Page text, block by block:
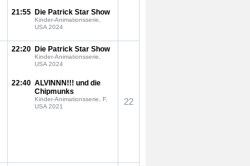
21:55 Die Patrick Star Show
Kinder-Animationsserie,
USA 2024
22:20 Die Patrick Star Show
Kinder-Animationsserie,
USA 2024
22:40 ALVINNN!!! und die
Chipmunks
Kinder-Animationsserie, F,
USA 2021
22